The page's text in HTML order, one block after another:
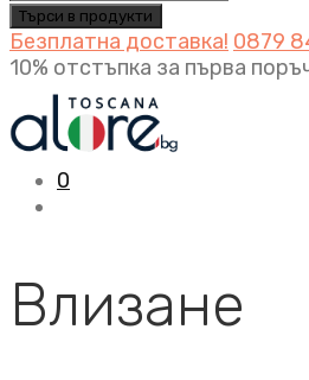
Безплатна доставка! 0879
10% отстъпка за първа
0
Влизане